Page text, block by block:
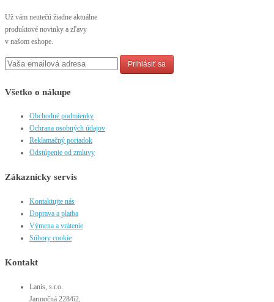
Už vám neutečú žiadne aktuálne
produktové novinky a zľavy
v našom eshope.
Prihlásiť sa
Všetko o nákupe
Obchodné podmienky
Ochrana osobných údajov
Reklamačný poriadok
Odstúpenie od zmluvy
Zákaznícky servis
Kontaktujte nás
Doprava a platba
Výmena a vrátenie
Súbory cookie
Kontakt
Lanis, s.r.o.
Jarmočná 228/62,